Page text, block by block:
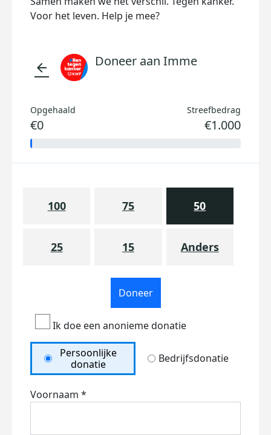
Voor het leven. Help je mee?
arrow_back Doneer aan Imme
Opgehaald
€0
Streefbedrag
€1.000
100 75 50
25 15 Anders
Doneer
Ik doe een anonieme donatie
Persoonlijke
donatie
Bedrijfsdonatie
Voornaam *